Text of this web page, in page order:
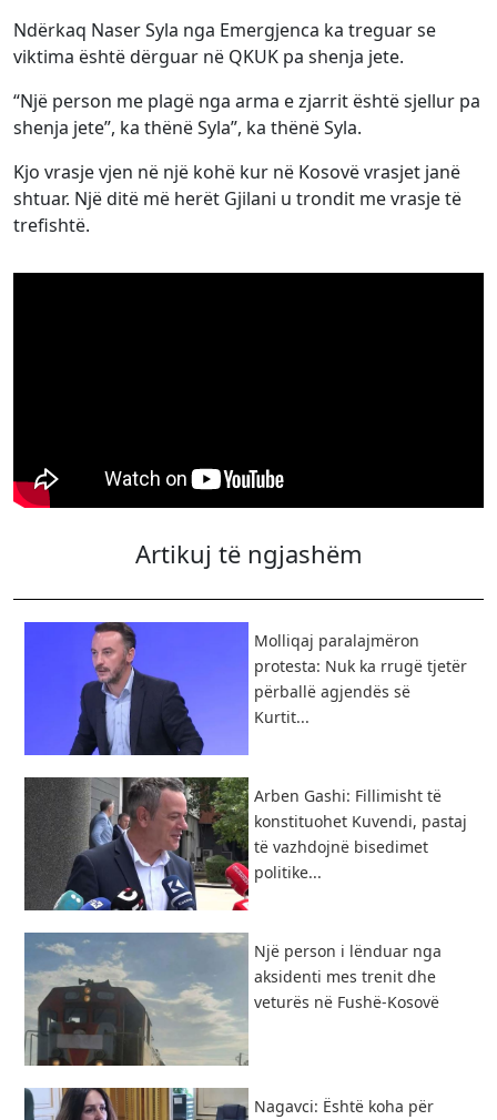
Ndërkaq Naser Syla nga Emergjenca ka treguar se
viktima është dërguar në QKUK pa shenja jete.
“Një person me plagë nga arma e zjarrit është sjellur pa
shenja jete”, ka thënë Syla”, ka thënë Syla.
Kjo vrasje vjen në një kohë kur në Kosovë vrasjet janë
shtuar. Një ditë më herët Gjilani u trondit me vrasje të
trefishtë.
Artikuj të ngjashëm
Molliqaj paralajmëron
protesta: Nuk ka rrugë tjetër
përballë agjendës së
Kurtit...
Arben Gashi: Fillimisht të
konstituohet Kuvendi, pastaj
të vazhdojnë bisedimet
politike...
Një person i lënduar nga
aksidenti mes trenit dhe
veturës në Fushë-Kosovë
Nagavci: Është koha për